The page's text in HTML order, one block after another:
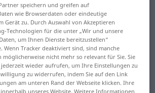
für "Massenartikel"
Portugiesisch
speichern und greifen auf
wie Browserdaten oder eindeutige
Gerät zu. Durch Auswahl von Akzeptieren
Technologien für die unter „Wir und unsere
um Ihnen Dienste bereitzustellen“
Wenn Tracker deaktiviert sind, sind manche
möglicherweise nicht mehr so relevant für Sie. Sie
wieder aufrufen, um Ihre Einstellungen zu
zu widerrufen, indem Sie auf den Link
am unteren Rand der Webseite klicken. Ihre
unseres Website. Weitere Informationen